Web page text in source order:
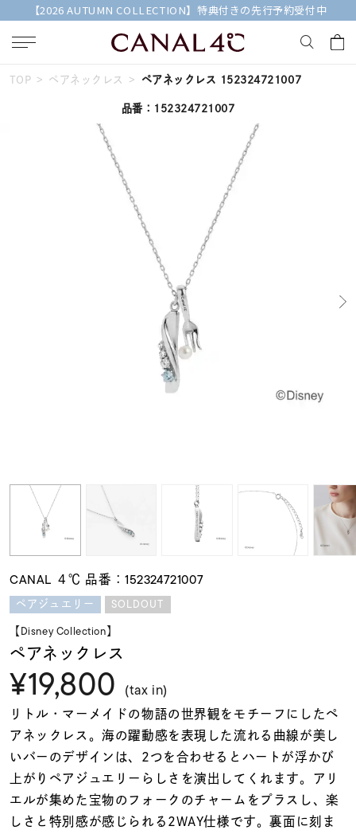
【2026 AUTUMN COLLECTION】特典付きの先行予約受付中
キーワードで検索する
人気検索キーワード
#eギフト #ハーフエタニティリング
#メンズ ネックレス
誕生石
石の色
ファッションテイス
着用シーン
コレクション
レディース
TOP ペアネックレス ペアネックレス 152324721007
品番：152324721007
CANAL ４℃ 品番：152324721007
ペアジュエリー
SOLDOUT
【Disney Collection】
ペアネックレス
¥19,800 (tax in)
リトル・マーメイドの物語の世界観をモチーフにしたペ
アネックレス。海の躍動感を表現した流れる曲線が美し
いバーのデザインは、2つを合わせるとハートが浮かび
上がりペアジュエリーらしさを演出してくれます。アリ
エルが集めた宝物のフォークのチャームをプラスし、楽
しさと特別感が感じられる2WAY仕様です。裏面に刻ま